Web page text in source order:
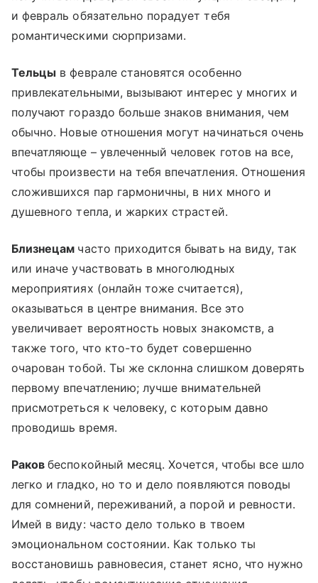
и февраль обязательно порадует тебя
романтическими сюрпризами.
Тельцы в феврале становятся особенно
привлекательными, вызывают интерес у многих и
получают гораздо больше знаков внимания, чем
обычно. Новые отношения могут начинаться очень
впечатляюще – увлеченный человек готов на все,
чтобы произвести на тебя впечатления. Отношения
сложившихся пар гармоничны, в них много и
душевного тепла, и жарких страстей.
Близнецам часто приходится бывать на виду, так
или иначе участвовать в многолюдных
мероприятиях (онлайн тоже считается),
оказываться в центре внимания. Все это
увеличивает вероятность новых знакомств, а
также того, что кто-то будет совершенно
очарован тобой. Ты же склонна слишком доверять
первому впечатлению; лучше внимательней
присмотреться к человеку, с которым давно
проводишь время.
Раковбеспокойный месяц. Хочется, чтобы все шло
легко и гладко, но то и дело появляются поводы
для сомнений, переживаний, а порой и ревности.
Имей в виду: часто дело только в твоем
эмоциональном состоянии. Как только ты
восстановишь равновесия, станет ясно, что нужно